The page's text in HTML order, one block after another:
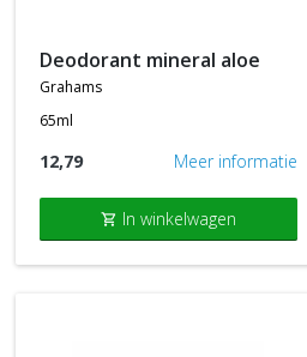
deodorant mineral aloe
grahams
65ml
12,79 Meer informatie
shopping_cart In winkelwagen